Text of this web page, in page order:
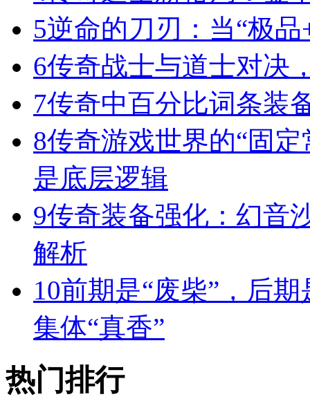
5逆命的刀刃：当“极
6传奇战士与道士对决
7传奇中百分比词条装
8传奇游戏世界的“固
是底层逻辑
9传奇装备强化：幻音
解析
10前期是“废柴”，后
集体“真香”
热门排行